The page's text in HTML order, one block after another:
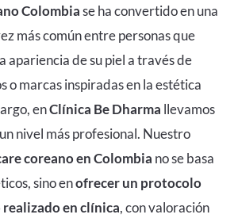
Colombiase ha convertido en una
más común entre personas que
apariencia de su piel a través de
o marcas inspiradas en la estética
enClínica Be Dharma llevamos
nivel más profesional. Nuestro
coreano en Colombia no se basa
sino enofrecer un protocolo
en clínica, con valoración